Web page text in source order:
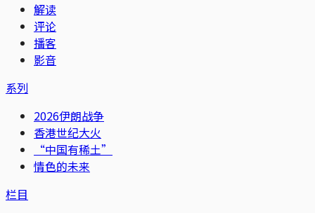
解读
评论
播客
影音
系列
2026伊朗战争
香港世纪大火
“中国有稀土”
情色的未来
栏目